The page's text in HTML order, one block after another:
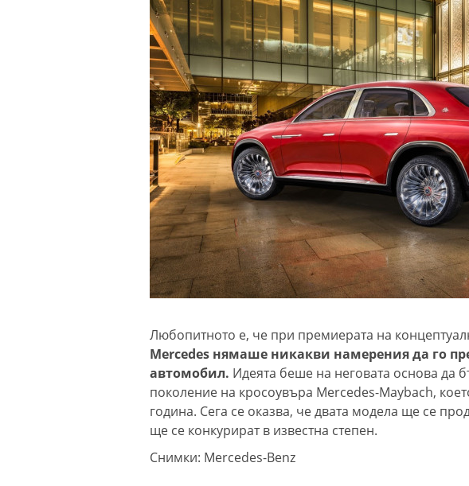
Любопитното е, че при премиерата на
Mercedes нямаше никакви намерения да го
автомобил. Идеята беше на неговата основа да
поколение на кросоувъра Mercedes-Maybach,
година. Сега се оказва, че двата модела ще се
ще се конкурират в известна степен.
Снимки: Mercedes-Benz